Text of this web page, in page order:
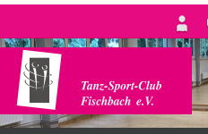
springen